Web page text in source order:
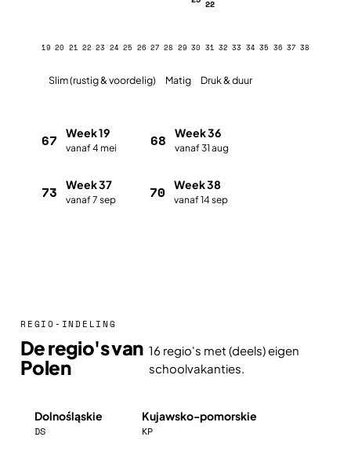
19 20 21 22 23 24 25 26 27 28 29 30
22
31 32 33 34 35 36 37 38
Slim (rustig & voordelig) Matig Druk & duur
67 Week 19
vanaf 4 mei 68 Week 36
vanaf 31 aug
73 Week 37
vanaf 7 sep 70 Week 38
vanaf 14 sep
REGIO-INDELING
De regio's van
Polen
16 regio's met (deels) eigen
schoolvakanties.
Dolnośląskie
DS
Kujawsko-pomorskie
KP